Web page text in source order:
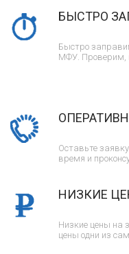
БЫСТРО
Быстро
МФУ. Проверим,
Оставьте
время и
НИЗКИЕ
Низкие цены на
цены одни из